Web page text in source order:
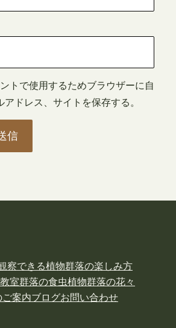
トで使用するためブラウザーに自
ドレス、サイトを保存する。
察できる植物群落の楽しみ方
室群落の食虫植物群落の花々
案内ブログお問い合わせ